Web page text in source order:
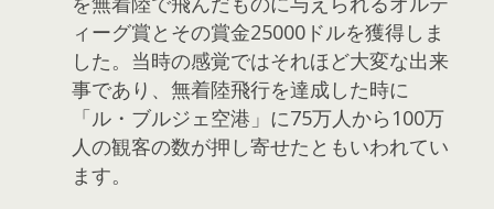
ィーグ賞とその賞金25000ドルを獲得しま
した。当時の感覚ではそれほど大変な出来
事であり、無着陸飛行を達成した時に
「ル・ブルジェ空港」に75万人から100万
人の観客の数が押し寄せたともいわれてい
ます。